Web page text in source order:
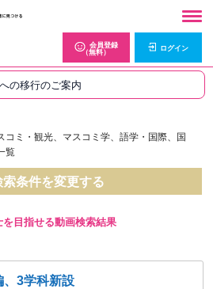
会員登録
（無料）
ログイン
の移行のご案内
コミ・観光、マスコミ学、語学・国際、国
覧
索条件を変更する
目指せる動画検索結果
、3学科新設